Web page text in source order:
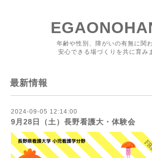
年齢や性別、障がいの有無に関
安心できる場づくりを共に育み
最新情報
2024-09-05 12:14:00
9月28日（土）長野看護大・体験会